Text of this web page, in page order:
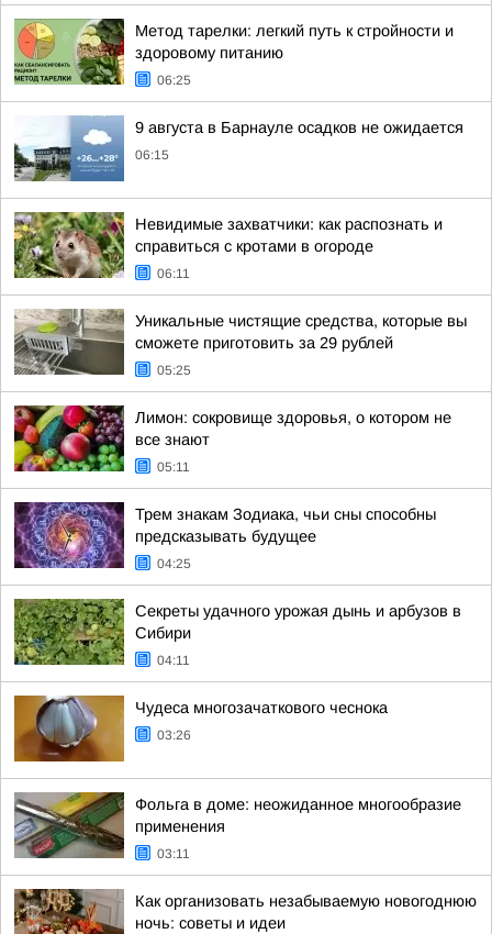
Метод тарелки: легкий путь к стройности и
здоровому питанию
06:25
9 августа в Барнауле осадков не ожидается
06:15
Невидимые захватчики: как распознать и
справиться с кротами в огороде
06:11
Уникальные чистящие средства, которые вы
сможете приготовить за 29 рублей
05:25
Лимон: сокровище здоровья, о котором не
все знают
05:11
Трем знакам Зодиака, чьи сны способны
предсказывать будущее
04:25
Секреты удачного урожая дынь и арбузов в
Сибири
04:11
Чудеса многозачаткового чеснока
03:26
Фольга в доме: неожиданное многообразие
применения
03:11
Как организовать незабываемую новогоднюю
ночь: советы и идеи